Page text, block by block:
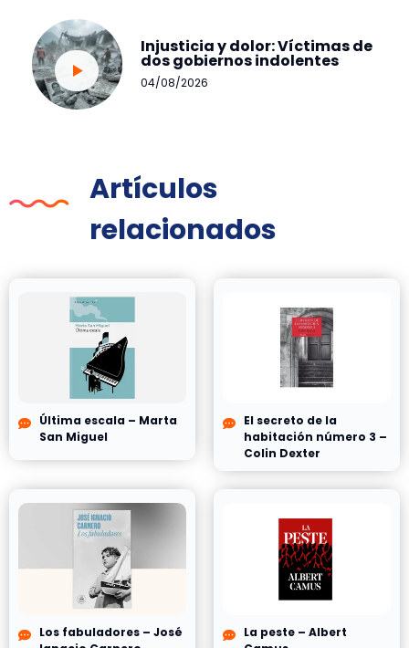
Injusticia y dolor: Víctimas de
dos gobiernos indolentes
04/08/2026
Artículos
relacionados
Última escala – Marta
San Miguel
El secreto de la
habitación número 3 –
Colin Dexter
Los fabuladores – José
La peste – Albert